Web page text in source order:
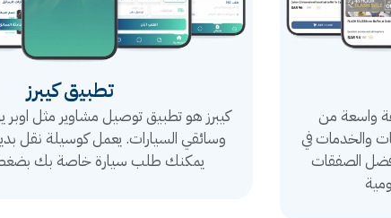
كيبرز هو تطبيق توصيل مشاوير مثل اوبر يربط بين الراكبين
وسائقي السيارات. يعمل كوسيلة نقل بديلة ومرنة، حيث
يمكنك طلب سيارة خاصة بك بضغطة زر واحدة